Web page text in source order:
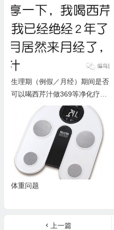
毒？）
生理期（例假／月经）期间是否
可以喝西芹汁做369等净化疗愈
法？痛经、卵巢早衰、生理期问
体重问题
上一篇